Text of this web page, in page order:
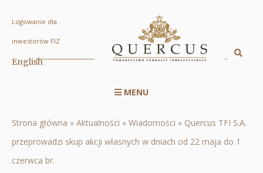
Quercus
TFI
S.A.
akcji
własnych
w
Logowanie dla
inwestorów FIZ
English
serwisu
RWD
MENU
Ścieżka
nawigacyjna
Strona główna Aktualności Wiadomości
Quercus TFI S.A.
przeprowadzi skup akcji własnych w dniach od 22 maja do 1
czerwca br.